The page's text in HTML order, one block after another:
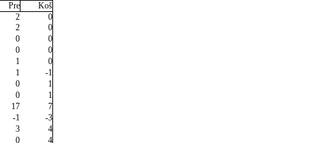
Pre
Koš
2
0
2
0
0
0
0
0
1
0
1
-1
0
1
0
1
17
7
-1
-3
3
4
0
4